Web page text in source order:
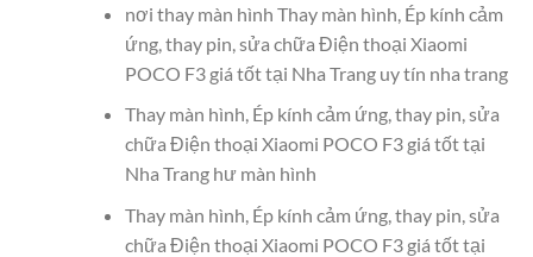
nơi thay màn hình Thay màn hình, Ép kính cảm
ứng, thay pin, sửa chữa Điện thoại Xiaomi
POCO F3 giá tốt tại Nha Trang uy tín nha trang
Thay màn hình, Ép kính cảm ứng, thay pin, sửa
chữa Điện thoại Xiaomi POCO F3 giá tốt tại
Nha Trang hư màn hình
Thay màn hình, Ép kính cảm ứng, thay pin, sửa
chữa Điện thoại Xiaomi POCO F3 giá tốt tại